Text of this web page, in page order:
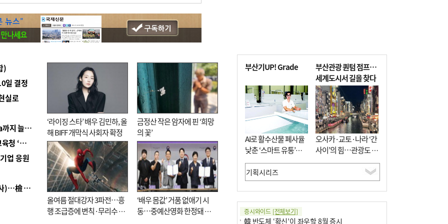
)
일 결정
실로
■ 경남 농정 비전 ‘잘 사는 농촌’…스마트팜 1000㏊까지 늘린다
■ 교육혁신선도지 공모 코앞인데…구·군 난색에 교육청 ‘쩔쩔’
업 응원
■ 검사 신분 버리고 직급하향(10년 이하 저연차 검사)…檢 중수청행 기피
‘라이징 스타’ 배우 김민하, 올
해 BIFF 개막식 사회자 확정
금정산 작은 암자에 핀 ‘희망
의 꽃’
올여름 절대강자 3파전…흥
행 조급증에 변칙·무리수 마
‘배우 몸값’ 거품 없애기 시
동…중예산영화 한정돼 실
부산기UP! Grade
AI로 활수산물 폐사율
낮춘 ‘스마트 유통’…
사막·산악지대 수출
도전
부산관광 퀀텀 점프…
세계도시서 길을 찾다
오사카·교토·나라 ‘간
사이’의 힘…관광도 뭉
쳐야 흥한다
증시와이드 [전체보기]
韓 반도체 ‘확신’이 좌우할 8월 증시